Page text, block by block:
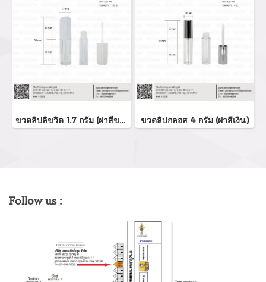
ขวดลิปลิขวิด 1.7 กรัม (ฝาสีขาว) ขวดลิปกลอส 4 กรัม (ฝาสีเงิน)
Follow us :